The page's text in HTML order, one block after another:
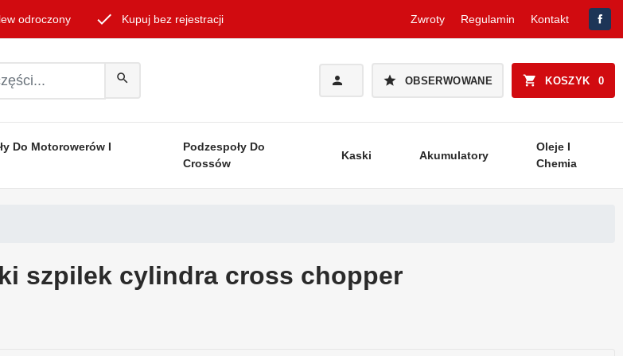
odroczony done Kupuj bez rejestracji Zwroty Regulamin Kontakt
search OBSERWOWANE KOSZYK 0
Do Motorowerów I
Podzespoły Do
Crossów
Kaski Akumulatory
Oleje I
Chemia
szpilek cylindra cross chopper